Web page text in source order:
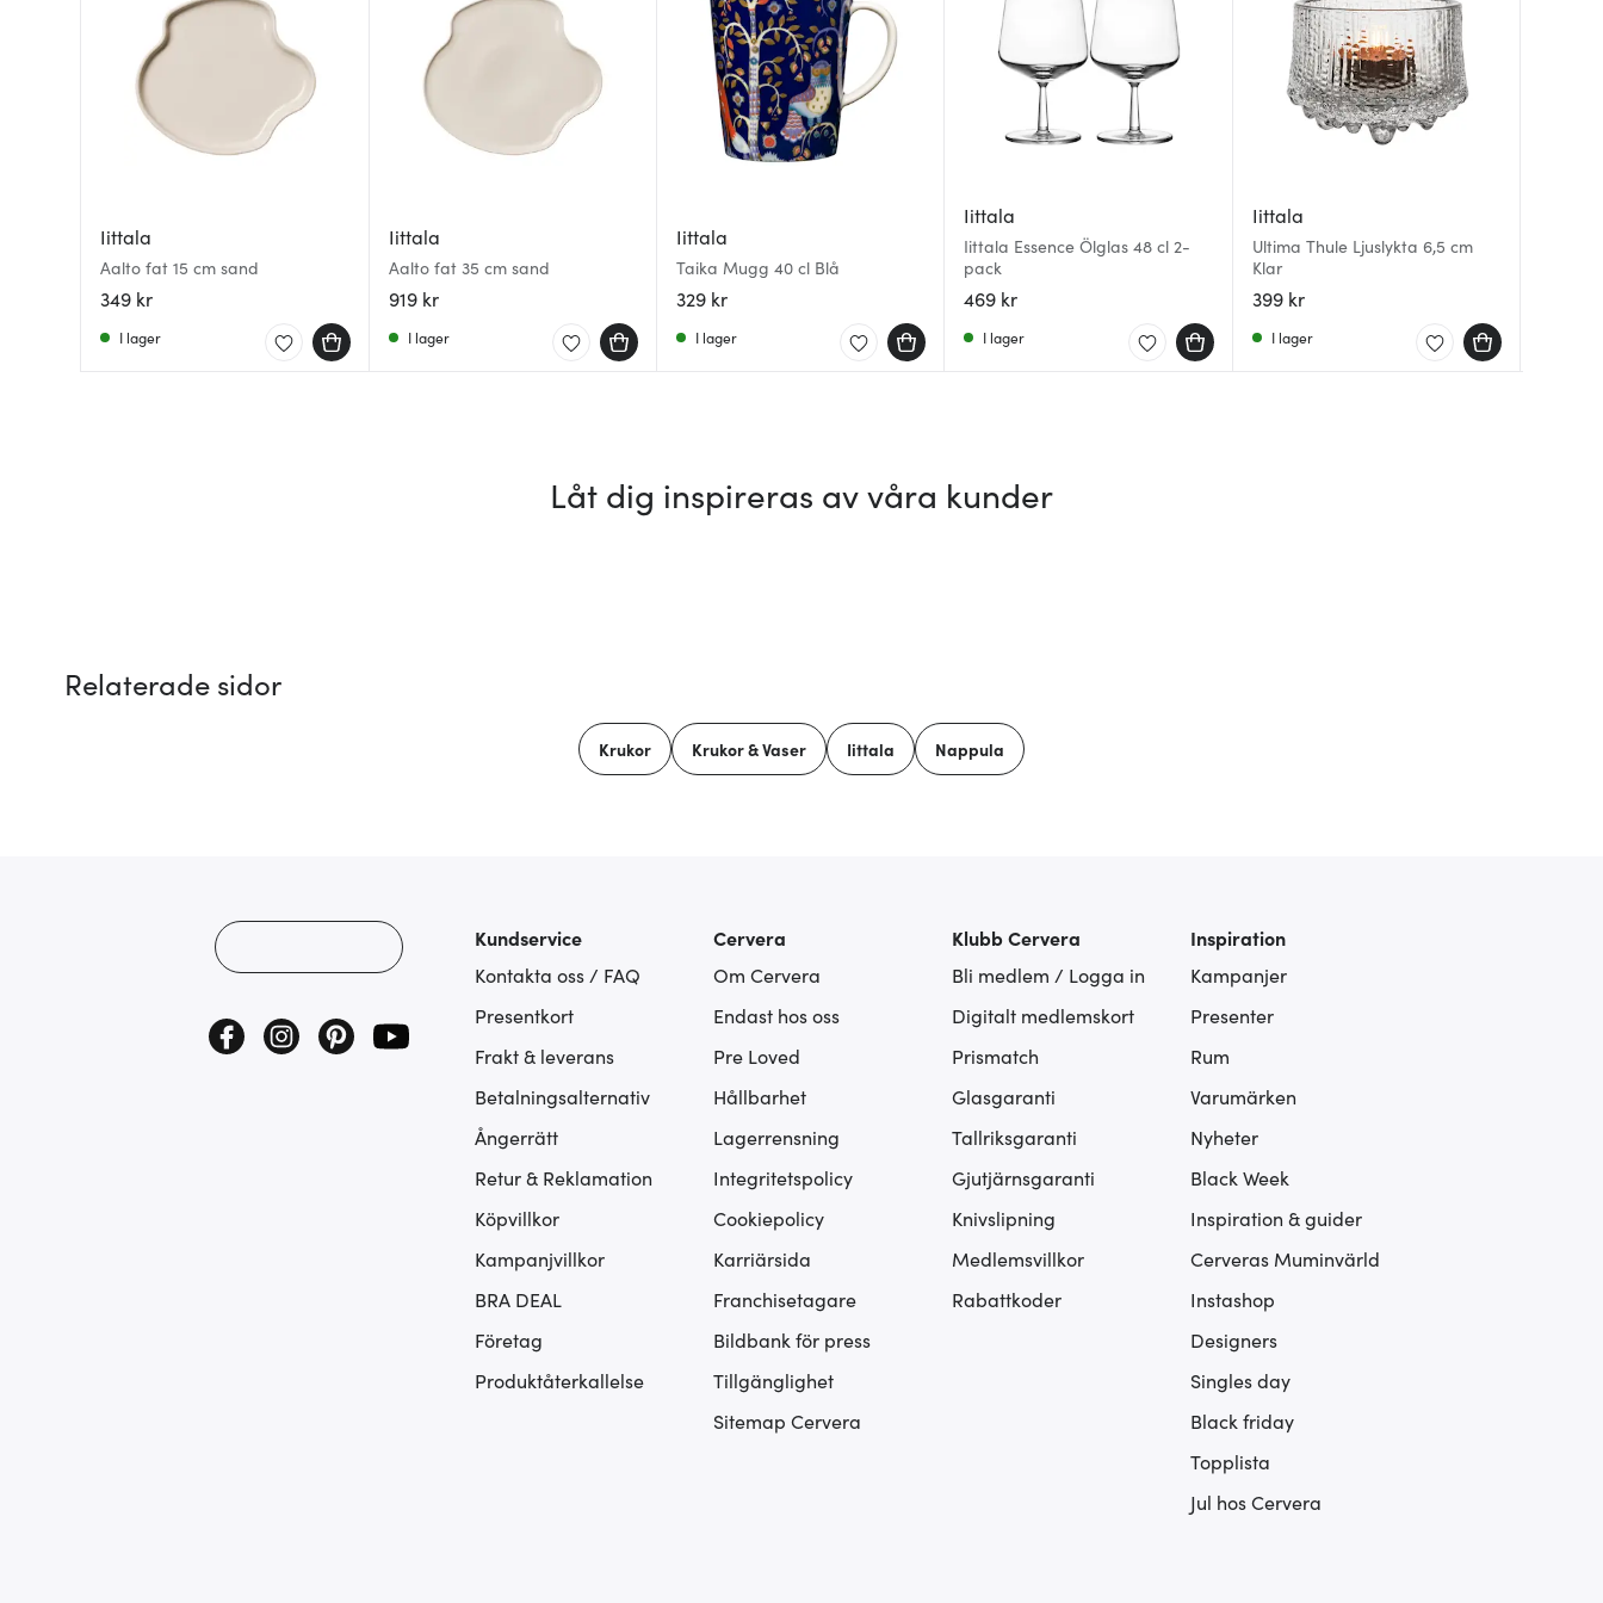
Iittala
Aalto fat 15 cm sand
349 kr
I lager
Iittala
Aalto fat 35 cm sand
919 kr
I lager
Iittala
Taika Mugg 40 cl Blå
329 kr
I lager
Iittala
Iittala Essence Ölglas 48 cl 2-
pack
469 kr
I lager
Iittala
Ultima Thule Ljuslykta 6,5 cm
Klar
399 kr
I lager
Låt dig inspireras av våra kunder
Relaterade sidor
Krukor Krukor & Vaser Iittala Nappula
Kundservice
Kontakta oss / FAQ
Presentkort
Frakt & leverans
Betalningsalternativ
Ångerrätt
Retur & Reklamation
Köpvillkor
Kampanjvillkor
BRA DEAL
Företag
Produktåterkallelse
Cervera
Om Cervera
Endast hos oss
Pre Loved
Hållbarhet
Lagerrensning
Integritetspolicy
Cookiepolicy
Karriärsida
Franchisetagare
Bildbank för press
Tillgänglighet
Sitemap Cervera
Klubb Cervera
Bli medlem / Logga in
Digitalt medlemskort
Prismatch
Glasgaranti
Tallriksgaranti
Gjutjärnsgaranti
Knivslipning
Medlemsvillkor
Rabattkoder
Inspiration
Kampanjer
Presenter
Rum
Varumärken
Nyheter
Black Week
Inspiration & guider
Cerveras Muminvärld
Instashop
Designers
Singles day
Black friday
Topplista
Jul hos Cervera